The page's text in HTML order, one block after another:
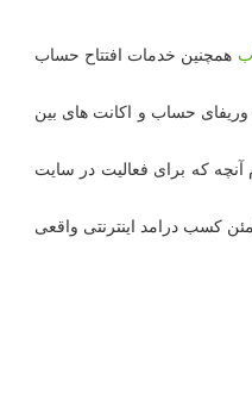
همچنین خدمات افتتاح حساب
وریفای حساب و اکانت های بین
که برای فعالیت در سایت
کسب درامد اینترنتی واقعی